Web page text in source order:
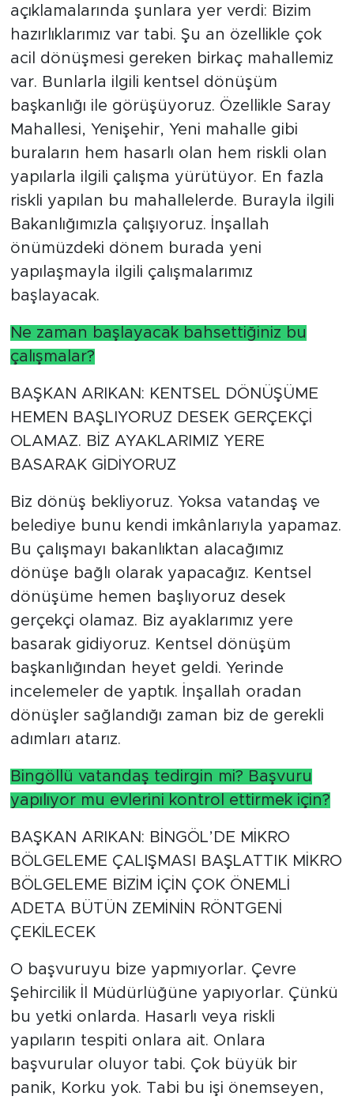
açıklamalarında şunlara yer verdi: Bizim
hazırlıklarımız var tabi. Şu an özellikle çok
acil dönüşmesi gereken birkaç mahallemiz
var. Bunlarla ilgili kentsel dönüşüm
başkanlığı ile görüşüyoruz. Özellikle Saray
Mahallesi, Yenişehir, Yeni mahalle gibi
buraların hem hasarlı olan hem riskli olan
yapılarla ilgili çalışma yürütüyor. En fazla
riskli yapılan bu mahallelerde. Burayla ilgili
Bakanlığımızla çalışıyoruz. İnşallah
önümüzdeki dönem burada yeni
yapılaşmayla ilgili çalışmalarımız
başlayacak.
Ne zaman başlayacak bahsettiğiniz bu
çalışmalar?
BAŞKAN ARIKAN: KENTSEL DÖNÜŞÜME
HEMEN BAŞLIYORUZ DESEK GERÇEKÇİ
OLAMAZ. BİZ AYAKLARIMIZ YERE
BASARAK GİDİYORUZ
Biz dönüş bekliyoruz. Yoksa vatandaş ve
belediye bunu kendi imkânlarıyla yapamaz.
Bu çalışmayı bakanlıktan alacağımız
dönüşe bağlı olarak yapacağız. Kentsel
dönüşüme hemen başlıyoruz desek
gerçekçi olamaz. Biz ayaklarımız yere
basarak gidiyoruz. Kentsel dönüşüm
başkanlığından heyet geldi. Yerinde
incelemeler de yaptık. İnşallah oradan
dönüşler sağlandığı zaman biz de gerekli
adımları atarız.
Bingöllü vatandaş tedirgin mi? Başvuru
yapılıyor mu evlerini kontrol ettirmek için?
BAŞKAN ARIKAN: BİNGÖL’DE MİKRO
BÖLGELEME ÇALIŞMASI BAŞLATTIK MİKRO
BÖLGELEME BİZİM İÇİN ÇOK ÖNEMLİ
ADETA BÜTÜN ZEMİNİN RÖNTGENİ
ÇEKİLECEK
O başvuruyu bize yapmıyorlar. Çevre
Şehircilik İl Müdürlüğüne yapıyorlar. Çünkü
bu yetki onlarda. Hasarlı veya riskli
yapıların tespiti onlara ait. Onlara
başvurular oluyor tabi. Çok büyük bir
panik, Korku yok. Tabi bu işi önemseyen,